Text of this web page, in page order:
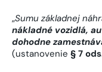
„Sumu základnej
nákladné vozidlá,
dohodne
(ustanovenie § 7